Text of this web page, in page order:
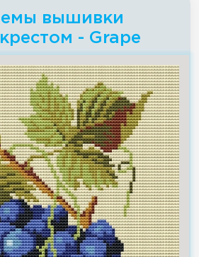
вышивки
- Grape